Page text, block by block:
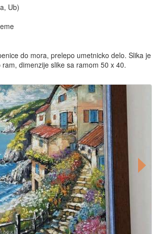
Ub)
do mora, prelepo umetnicko delo. Slika je
dimenzije slike sa ramom 50 x 40.